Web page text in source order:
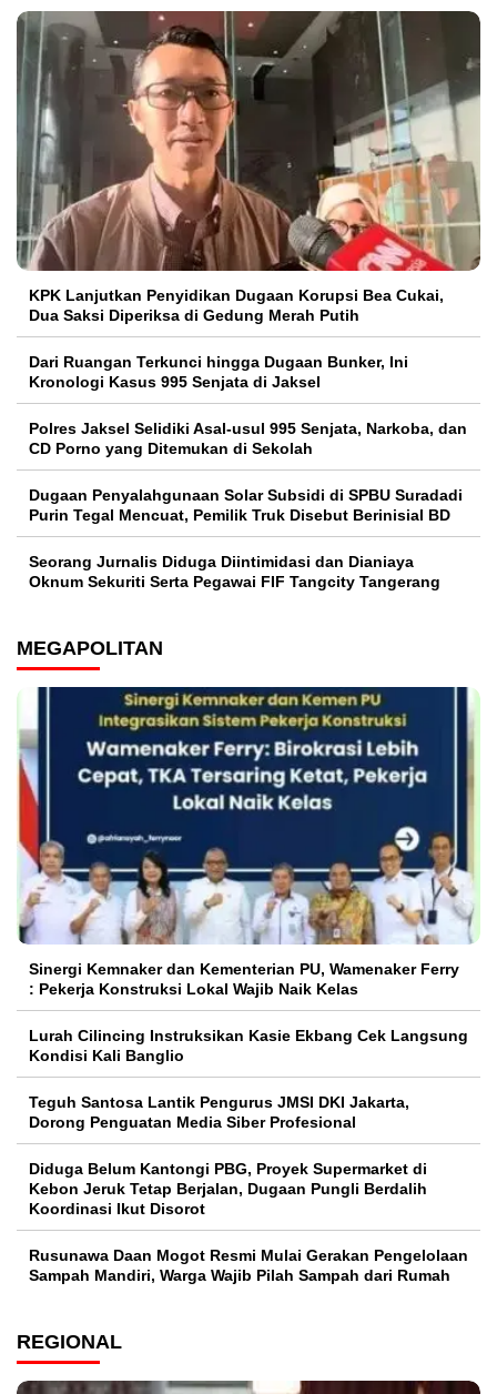
KPK Lanjutkan Penyidikan Dugaan Korupsi Bea Cukai,
Dua Saksi Diperiksa di Gedung Merah Putih
Dari Ruangan Terkunci hingga Dugaan Bunker, Ini
Kronologi Kasus 995 Senjata di Jaksel
Polres Jaksel Selidiki Asal-usul 995 Senjata, Narkoba, dan
CD Porno yang Ditemukan di Sekolah
‎Dugaan Penyalahgunaan Solar Subsidi di SPBU Suradadi
Purin Tegal Mencuat, Pemilik Truk Disebut Berinisial BD
Seorang Jurnalis Diduga Diintimidasi dan Dianiaya
Oknum Sekuriti Serta Pegawai FIF Tangcity Tangerang
MEGAPOLITAN
Sinergi Kemnaker dan Kementerian PU, Wamenaker Ferry
: Pekerja Konstruksi Lokal Wajib Naik Kelas
Lurah Cilincing Instruksikan Kasie Ekbang Cek Langsung
Kondisi Kali Banglio
Teguh Santosa Lantik Pengurus JMSI DKI Jakarta,
Dorong Penguatan Media Siber Profesional
Diduga Belum Kantongi PBG, Proyek Supermarket di
Kebon Jeruk Tetap Berjalan, Dugaan Pungli Berdalih
Koordinasi Ikut Disorot
Rusunawa Daan Mogot Resmi Mulai Gerakan Pengelolaan
Sampah Mandiri, Warga Wajib Pilah Sampah dari Rumah
REGIONAL